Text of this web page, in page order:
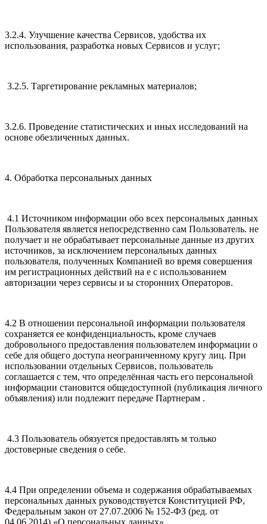
3.2.4. Улучшение качества Сервисов, удобства их
использования, разработка новых Сервисов и услуг;
3.2.5. Таргетирование рекламных материалов;
3.2.6. Проведение статистических и иных исследований на
основе обезличенных данных.
4. Обработка персональных данных
4.1 Источником информации обо всех персональных данных
Пользователя является непосредственно сам Пользователь. не
получает и не обрабатывает персональные данные из других
источников, за исключением персональных данных
пользователя, полученных Компанией во время совершения
им регистрационных действий на е с использованием
авторизации через сервисы и ы сторонних Операторов.
4.2 В отношении персональной информации пользователя
сохраняется ее конфиденциальность, кроме случаев
добровольного предоставления пользователем информации о
себе для общего доступа неограниченному кругу лиц. При
использовании отдельных Сервисов, пользователь
соглашается с тем, что определённая часть его персональной
информации становится общедоступной (публикация личного
объявления) или подлежит передаче Партнерам .
4.3 Пользователь обязуется предоставлять м только
достоверные сведения о себе.
4.4 При определении объема и содержания обрабатываемых
персональных данных руководствуется Конституцией РФ,
Федеральным закон от 27.07.2006 № 152-ФЗ (ред. от
04.06.2014) «О персональных данных».